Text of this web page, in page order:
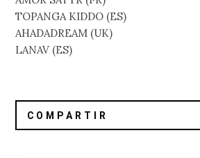
TOPANGA KIDDO (ES)
AHADADREAM (UK)
LANAV (ES)